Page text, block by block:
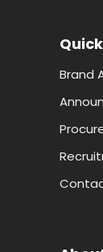
Brand